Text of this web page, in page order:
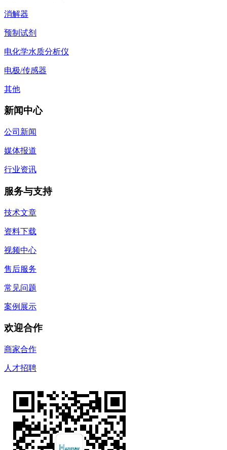
消解器
预制试剂
电化学水质分析仪
电极/传感器
其他
新闻中心
公司新闻
媒体报道
行业资讯
服务与支持
技术文章
资料下载
视频中心
售后服务
常见问题
案例展示
欢迎合作
商家合作
人才招聘